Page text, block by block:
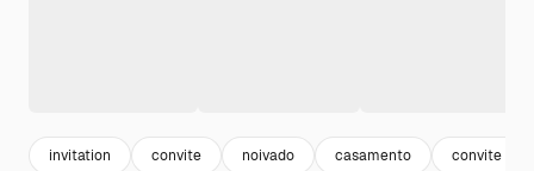
invitation convite noivado casamento convite